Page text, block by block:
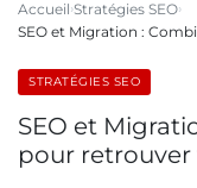
Accueil Stratégies SEO
SEO et Migration :
STRATÉGIES SEO
SEO et
pour retrouver